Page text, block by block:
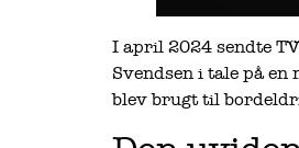
I april 2024 sendte
Svendsen i tale på
blev brugt til